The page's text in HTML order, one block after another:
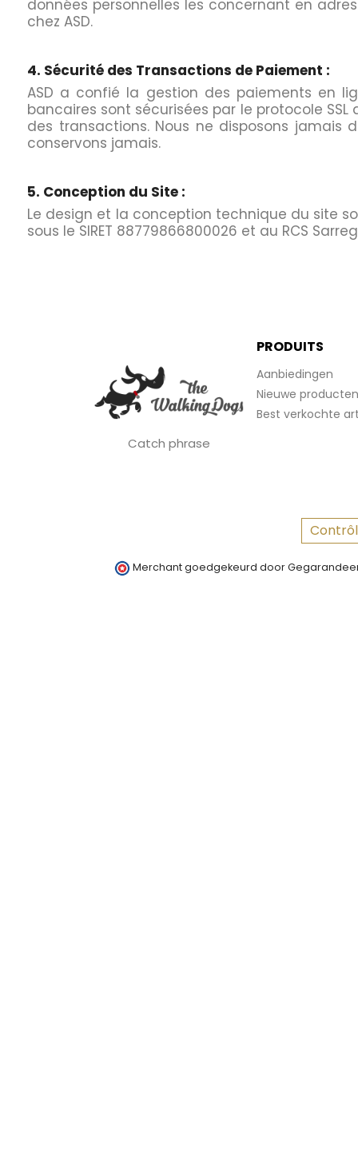
données personnelles les concernant en
chez ASD.
4. Sécurité des Transactions de Paiement :
ASD a confié la gestion des paiements en
bancaires sont sécurisées par le protocole
des transactions. Nous ne disposons
conservons jamais.
5. Conception du Site :
Le design et la conception technique du site
sous le SIRET 88779866800026 et au RCS
Catch phrase
PRODUITS
Aanbiedingen
Nieuwe producten
Best verkochte
Merchant goedgekeurd door